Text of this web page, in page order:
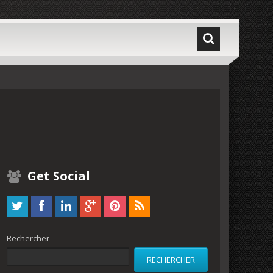
Get Social
Rechercher
RECHERCHER